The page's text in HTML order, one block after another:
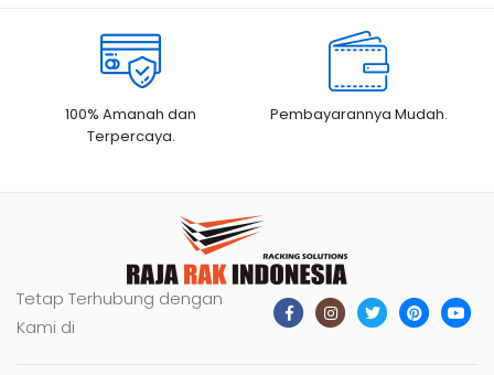
100% Amanah dan
Terpercaya.
Pembayarannya Mudah.
Tetap Terhubung dengan
Kami di